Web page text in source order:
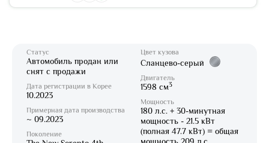
Статус
Автомобиль продан или
снят с продажи
Дата регистрации в Корее
10.2023
Примерная дата производства
~ 09.2023
Поколение
Цвет кузова
Сланцево-серый
Двигатель
1598 см3
Мощность
180 л.с. + 30-минутная
мощность - 21.5 кВт
(полная 47.7 кВт) = общая